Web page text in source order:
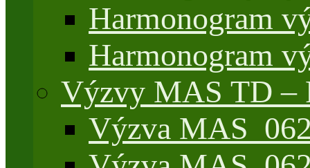
Harmonogram
Harmonogram
Výzvy MAS TD –
Výzva